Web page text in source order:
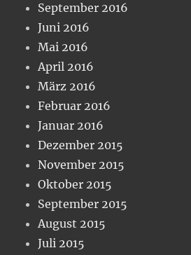
September 2016
Juni 2016
Mai 2016
April 2016
März 2016
Februar 2016
Januar 2016
Dezember 2015
November 2015
Oktober 2015
September 2015
August 2015
Juli 2015